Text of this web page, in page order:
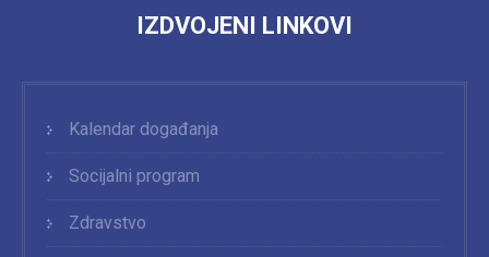
IZDVOJENI LINKOVI
Kalendar događanja
Socijalni program
Zdravstvo